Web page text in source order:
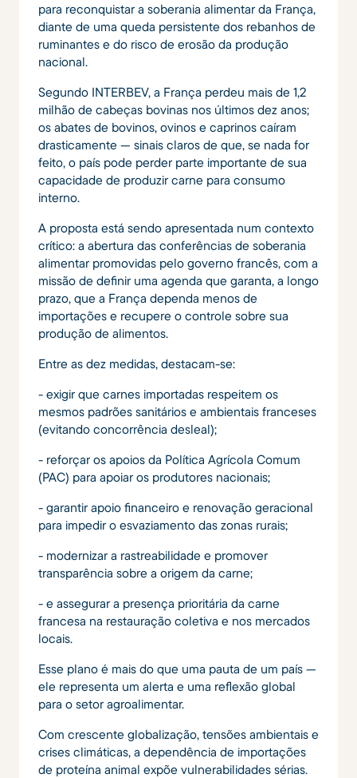
para reconquistar a soberania alimentar da França,
diante de uma queda persistente dos rebanhos de
ruminantes e do risco de erosão da produção
nacional.
Segundo INTERBEV, a França perdeu mais de 1,2
milhão de cabeças bovinas nos últimos dez anos;
os abates de bovinos, ovinos e caprinos caíram
drasticamente — sinais claros de que, se nada for
feito, o país pode perder parte importante de sua
capacidade de produzir carne para consumo
interno.
A proposta está sendo apresentada num contexto
crítico: a abertura das conferências de soberania
alimentar promovidas pelo governo francês, com a
missão de definir uma agenda que garanta, a longo
prazo, que a França dependa menos de
importações e recupere o controle sobre sua
produção de alimentos.
Entre as dez medidas, destacam-se:
- exigir que carnes importadas respeitem os
mesmos padrões sanitários e ambientais franceses
(evitando concorrência desleal);
- reforçar os apoios da Política Agrícola Comum
(PAC) para apoiar os produtores nacionais;
- garantir apoio financeiro e renovação geracional
para impedir o esvaziamento das zonas rurais;
- modernizar a rastreabilidade e promover
transparência sobre a origem da carne;
- e assegurar a presença prioritária da carne
francesa na restauração coletiva e nos mercados
locais.
Esse plano é mais do que uma pauta de um país —
ele representa um alerta e uma reflexão global
para o setor agroalimentar.
Com crescente globalização, tensões ambientais e
crises climáticas, a dependência de importações
de proteína animal expõe vulnerabilidades sérias.